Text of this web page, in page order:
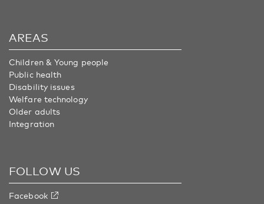
AREAS
Children & Young people
Public health
Disability issues
Welfare technology
Older adults
Integration
FOLLOW US
Facebook